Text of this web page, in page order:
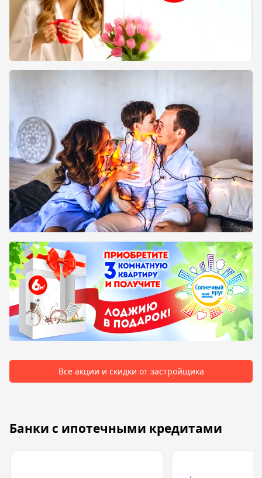
Все акции и скидки от застройщика
Банки с ипотечными кредитами